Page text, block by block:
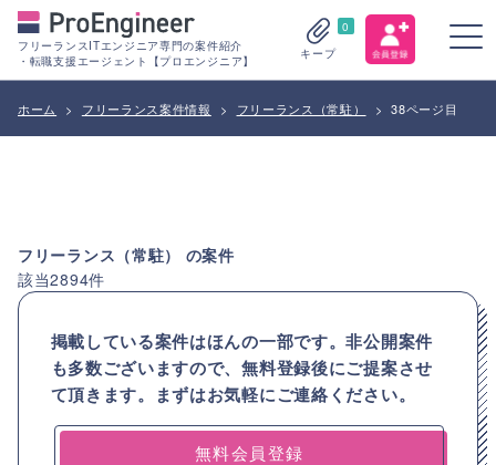
フリーランスITエンジニア専門の案件紹介
・転職支援エージェント【プロエンジニア】
0
キープ
ホーム > フリーランス案件情報 > フリーランス（常駐） > 38ページ目
フリーランス（常駐） の案件
該当2894件
掲載している案件はほんの一部です。非公開案件
も多数ございますので、無料登録後にご提案させ
て頂きます。まずはお気軽にご連絡ください。
無料会員登録